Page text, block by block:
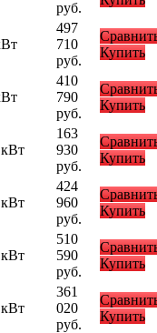
руб.
497
710
руб.
Купить
410
790
руб.
Купить
163
930
руб.
Купить
424
960
руб.
Купить
510
590
руб.
Купить
361
020
руб.
Купить